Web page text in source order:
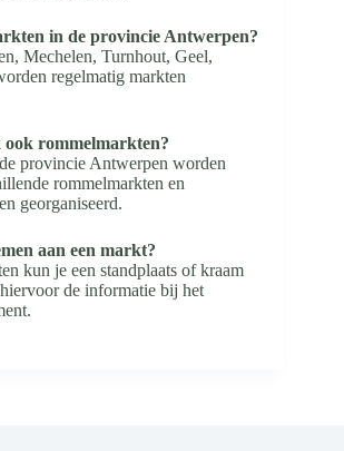
in de provincie Antwerpen?
Mechelen, Turnhout, Geel,
regelmatig markten
ook rommelmarkten?
provincie Antwerpen worden
rommelmarkten en
georganiseerd.
aan een markt?
kun je een standplaats of kraam
de informatie bij het